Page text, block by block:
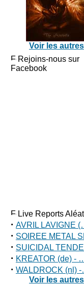
Voir les autres
Rejoins-nous sur
Facebook
Live Reports
· AVRIL LAVIGNE
· SOIREE METAL
· SUICIDAL
· KREATOR (de) -
· WALDROCK (nl)
Voir les autres